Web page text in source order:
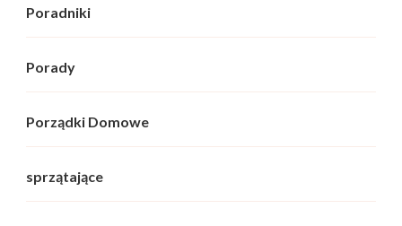
Poradniki
Porady
Porządki Domowe
sprzątające